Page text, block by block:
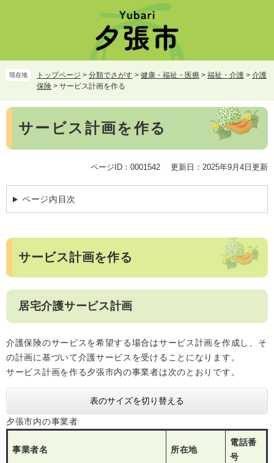
頭
で
飛
ば
て
へ
現在地 トップページ > 分類でさがす > 健康・福祉・医療 > 福祉・介護 > 介護
保険 > サービス計画を作る
本
サービス計画を作る
ページID：0001542 更新日：2025年9月4日更新
ページ内目次
サービス計画を作る
居宅介護サービス計画
介護保険のサービスを希望する場合はサービス計画を作成し、そ
の計画に基づいて介護サービスを受けることになります。
サービス計画を作る夕張市内の事業者は次のとおりです。
表のサイズを切り替える
夕張市内の事業者
事業者名 所在地
電話番
号